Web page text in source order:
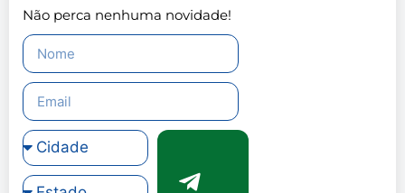
Não perca nenhuma novidade!